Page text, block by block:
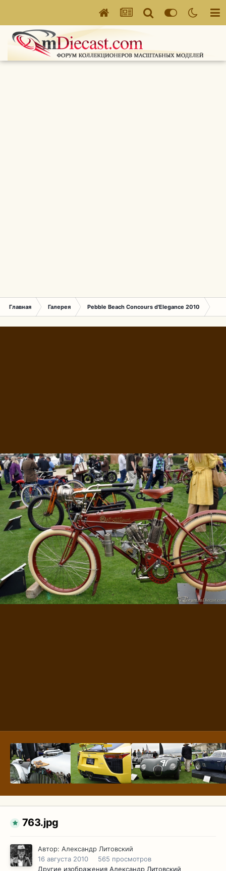
Главная Галерея Pebble Beach Concours d'Elegance 2010
763.jpg
Автор: Александр Литовский
16 августа 2010
565 просмотров
Другие изображения Александр Литовский